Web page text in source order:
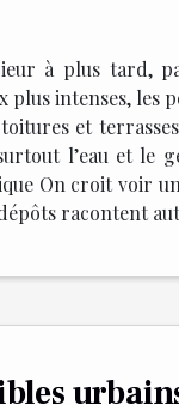
à plus tard,
intenses, les
et
l’eau et le
On croit voir
racontent